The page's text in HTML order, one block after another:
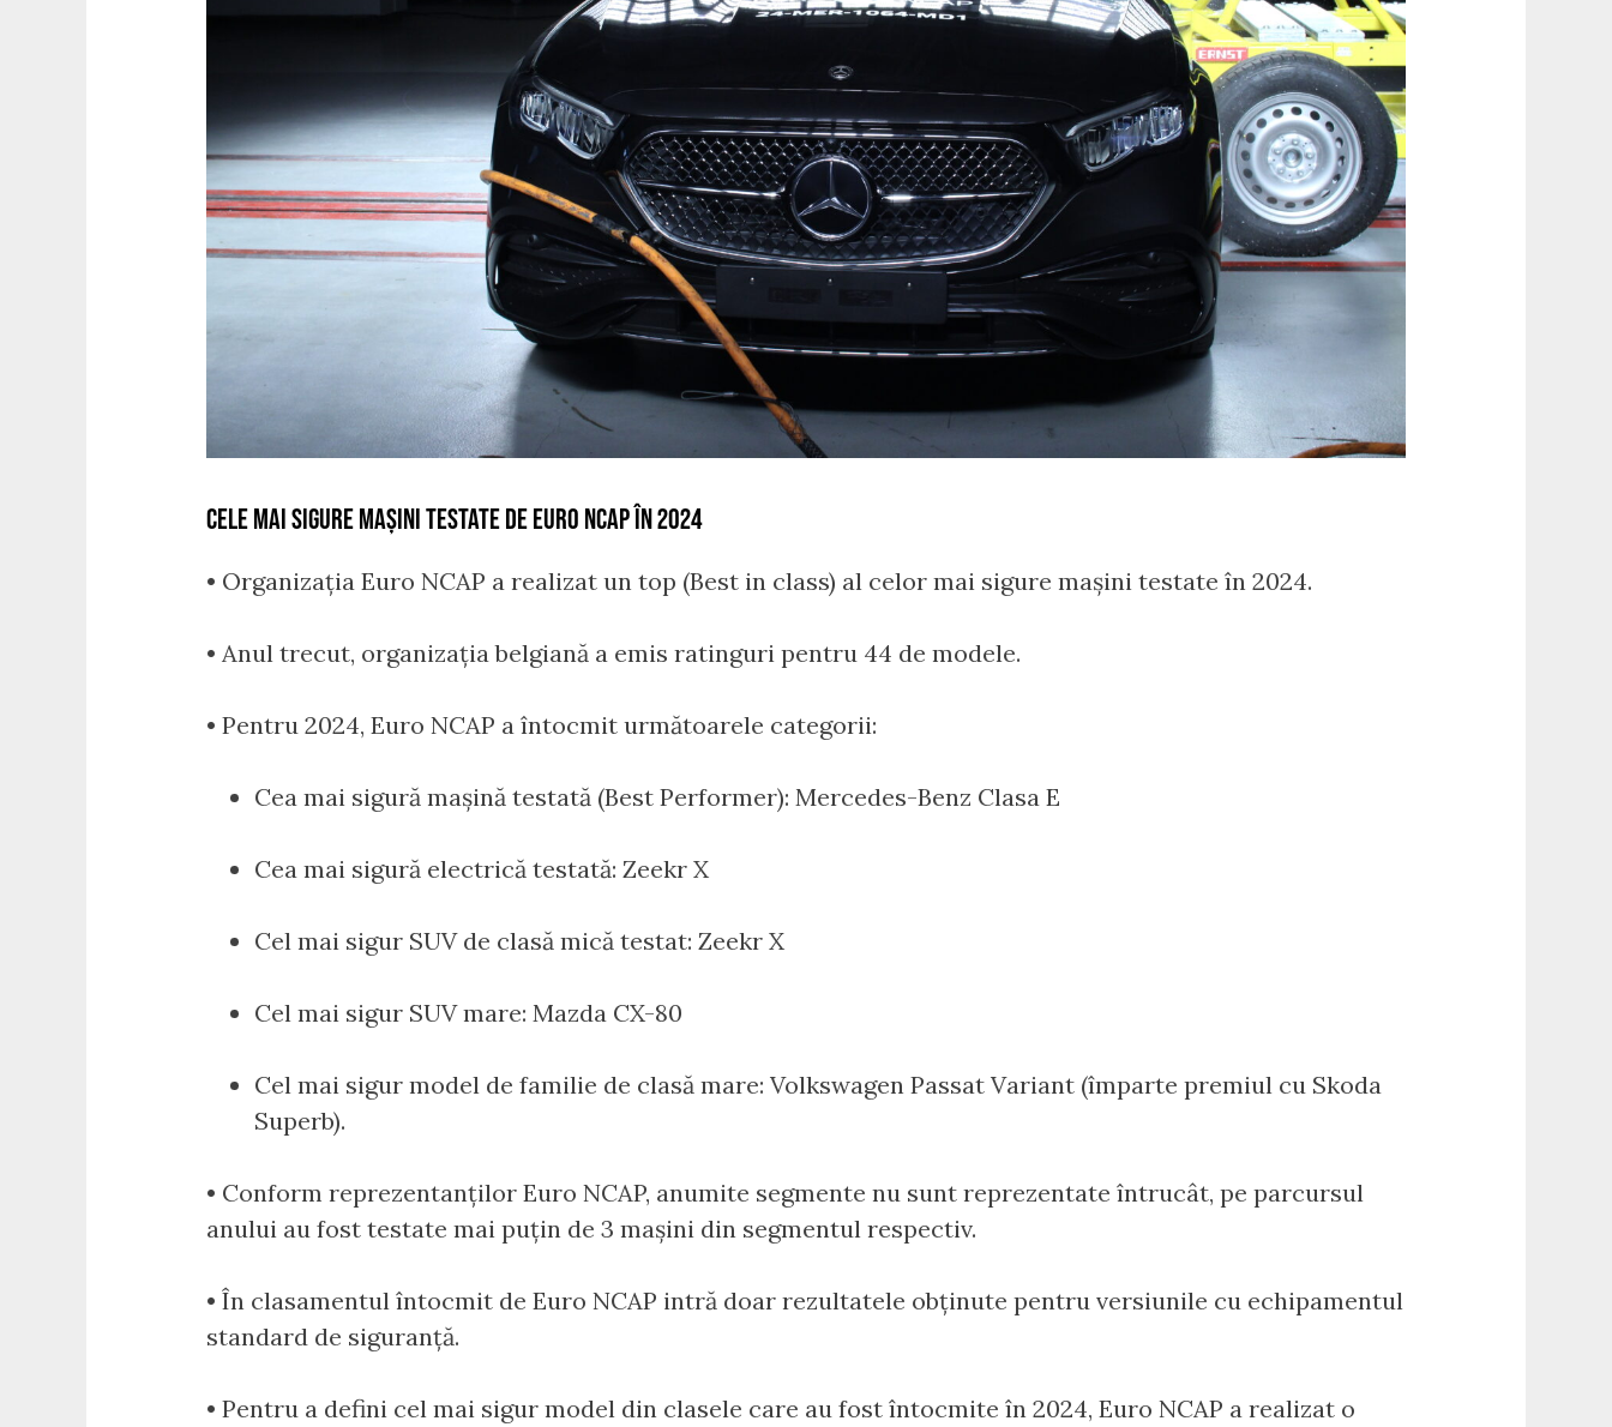
CELE MAI SIGURE MAȘINI TESTATE DE EURO NCAP ÎN 2024
• Organizația Euro NCAP a realizat un top (Best in class) al celor mai sigure mașini testate în 2024.
• Anul trecut, organizația belgiană a emis ratinguri pentru 44 de modele.
• Pentru 2024, Euro NCAP a întocmit următoarele categorii:
Cea mai sigură mașină testată (Best Performer): Mercedes-Benz Clasa E
Cea mai sigură electrică testată: Zeekr X
Cel mai sigur SUV de clasă mică testat: Zeekr X
Cel mai sigur SUV mare: Mazda CX-80
Cel mai sigur model de familie de clasă mare: Volkswagen Passat Variant (împarte premiul cu Skoda
Superb).
• Conform reprezentanților Euro NCAP, anumite segmente nu sunt reprezentate întrucât, pe parcursul
anului au fost testate mai puțin de 3 mașini din segmentul respectiv.
• În clasamentul întocmit de Euro NCAP intră doar rezultatele obținute pentru versiunile cu echipamentul
standard de siguranță.
• Pentru a defini cel mai sigur model din clasele care au fost întocmite în 2024, Euro NCAP a realizat o